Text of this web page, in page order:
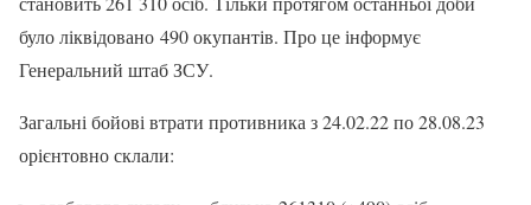
було ліквідовано 490 окупантів. Про це інформує
Генеральний штаб ЗСУ.
Загальні бойові втрати противника з 24.02.22 по 28.08.23
орієнтовно склали: